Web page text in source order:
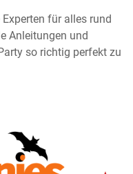
für alles rund
Anleitungen und
so richtig perfekt zu